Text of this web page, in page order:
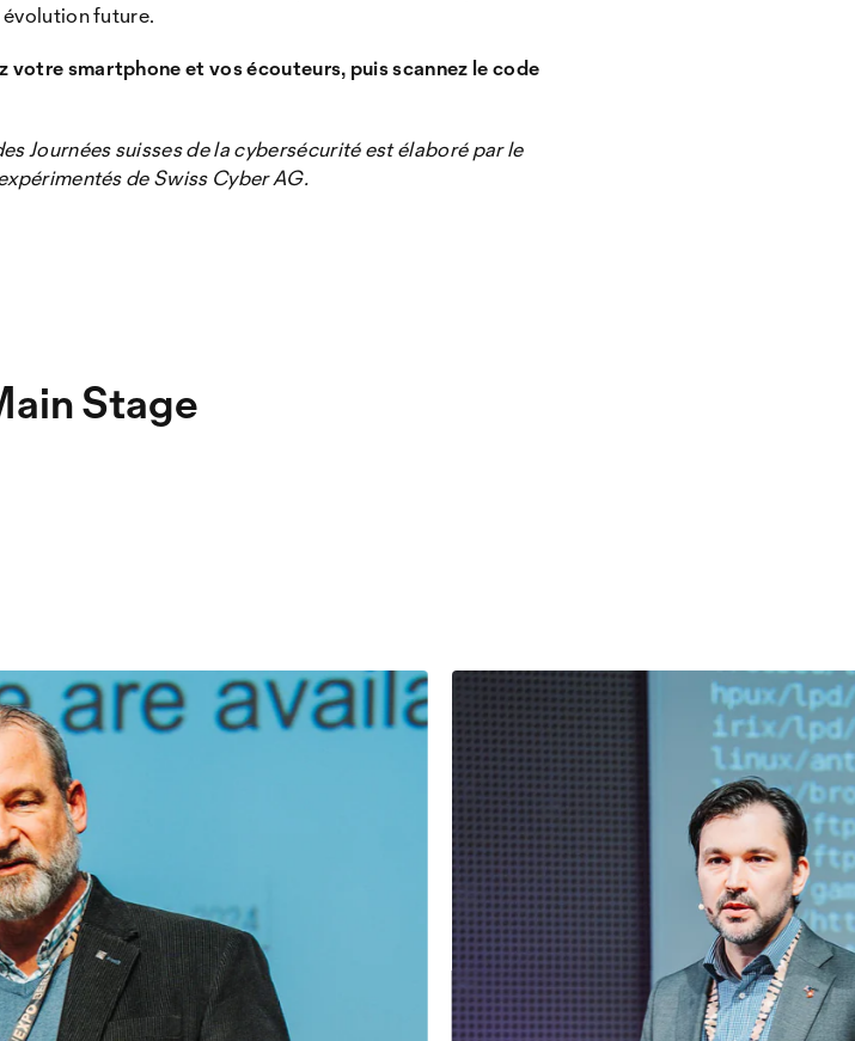
future.
smartphone et vos écouteurs, puis scannez le code
Journées suisses de la cybersécurité est élaboré par le
de Swiss Cyber ​​AG.
Stage